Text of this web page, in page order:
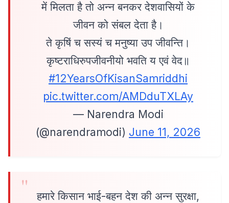
में मिलता है तो अन्न बनकर देशवासियों के
जीवन को संबल देता है।
ते कृषिं च सस्यं च मनुष्या उप जीवन्ति।
कृष्टराधिरुपजीवनीयो भवति य एवं वेद॥
#12YearsOfKisanSamriddhi
pic.twitter.com/AMDduTXLAy
— Narendra Modi
(@narendramodi) June 11, 2026
हमारे किसान भाई-बहन देश की अन्न सुरक्षा,